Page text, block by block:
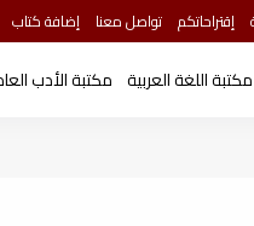
إقتراحاتكم تواصل معنا إضافة كتاب
مكتبة اللغة العربية مكتبة الأدب